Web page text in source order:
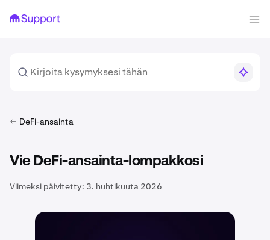
DeFi-ansainta
Vie DeFi-ansainta-lompakkosi
Viimeksi päivitetty: 3. huhtikuuta 2026